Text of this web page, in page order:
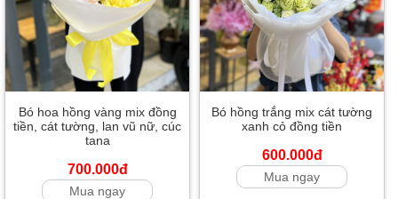
Bó hoa hồng vàng mix đồng
tiền, cát tường, lan vũ nữ, cúc
tana
700.000đ
Mua ngay
Bó hồng trắng mix cát tường
xanh cỏ đồng tiền
600.000đ
Mua ngay